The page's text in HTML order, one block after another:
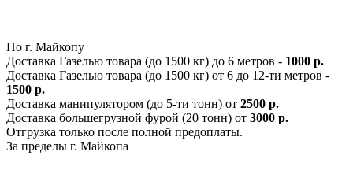
По г. Майкопу
Доставка Газелью товара (до 1500 кг) до 6 метров - 1000 р.
Доставка Газелью товара (до 1500 кг) от 6 до 12-ти метров -
1500 р.
Доставка манипулятором (до 5-ти тонн) от 2500 р.
Доставка большегрузной фурой (20 тонн) от 3000 р.
Отгрузка только после полной предоплаты.
За пределы г. Майкопа